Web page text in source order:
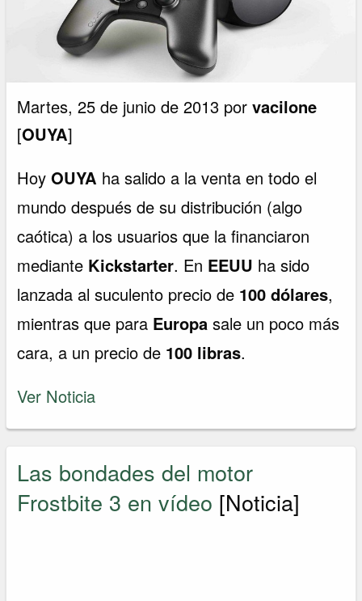
Martes, 25 de junio de 2013 porvacilone
[OUYA]
HoyOUYA ha salido a la venta en todo el
mundo después de su distribución (algo
caótica) a los usuarios que la financiaron
mediante Kickstarter. En EEUU ha sido
lanzada al suculento precio de 100 dólares,
mientras que para Europasale un poco más
cara, a un precio de 100 libras.
Ver Noticia
Las bondades del motor
Frostbite 3 en vídeo [Noticia]